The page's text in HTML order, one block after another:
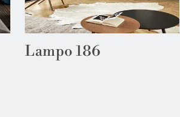
Lampo 186